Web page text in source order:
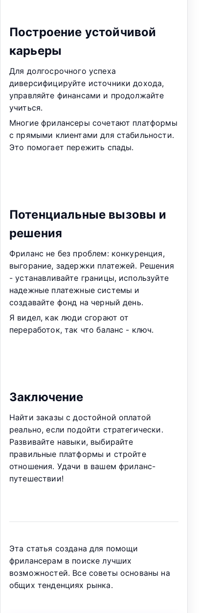
Построение устойчивой
карьеры
Для долгосрочного успеха
диверсифицируйте источники дохода,
управляйте финансами и продолжайте
учиться.
Многие фрилансеры сочетают платформы
с прямыми клиентами для стабильности.
Это помогает пережить спады.
Потенциальные вызовы и
решения
Фриланс не без проблем: конкуренция,
выгорание, задержки платежей. Решения
- устанавливайте границы, используйте
надежные платежные системы и
создавайте фонд на черный день.
Я видел, как люди сгорают от
переработок, так что баланс - ключ.
Заключение
Найти заказы с достойной оплатой
реально, если подойти стратегически.
Развивайте навыки, выбирайте
правильные платформы и стройте
отношения. Удачи в вашем фриланс-
путешествии!
Эта статья создана для помощи
фрилансерам в поиске лучших
возможностей. Все советы основаны на
общих тенденциях рынка.